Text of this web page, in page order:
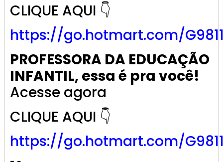
CLIQUE AQUI 👇
https://go.hotmart.com/
PROFESSORA DA EDUCAÇÃO
INFANTIL, essa é pra você!
Acesse agora
CLIQUE AQUI 👇
https://go.hotmart.com/